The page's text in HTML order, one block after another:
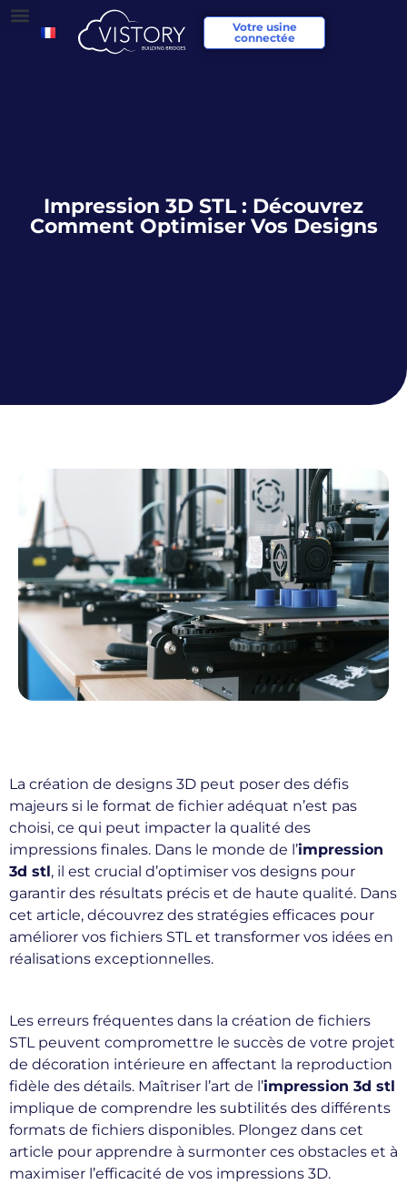
Votre usine
connectée
Impression 3D STL : Découvrez
Comment Optimiser Vos Designs
La création de designs 3D peut poser des défis
majeurs si le format de fichier adéquat n’est pas
choisi, ce qui peut impacter la qualité des
impressions finales. Dans le monde de l’impression
3d stl, il est crucial d’optimiser vos designs pour
garantir des résultats précis et de haute qualité. Dans
cet article, découvrez des stratégies efficaces pour
améliorer vos fichiers STL et transformer vos idées en
réalisations exceptionnelles.
Les erreurs fréquentes dans la création de fichiers
STL peuvent compromettre le succès de votre projet
de décoration intérieure en affectant la reproduction
fidèle des détails. Maîtriser l’art de l’impression 3d stl
implique de comprendre les subtilités des différents
formats de fichiers disponibles. Plongez dans cet
article pour apprendre à surmonter ces obstacles et à
maximiser l’efficacité de vos impressions 3D.